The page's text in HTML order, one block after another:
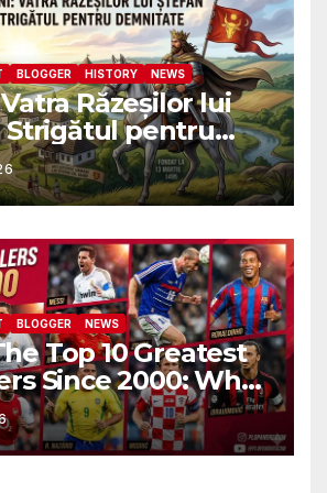
BLOGGER HISTORY NEWS
Răzeșilor lui
Strigătul pentru
în Fața
BLOGGER NEWS
Top 10 Greatest
Since 2000: Who
One